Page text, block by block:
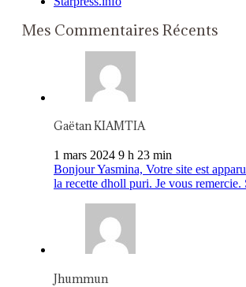
Mes Commentaires Récents
Gaëtan KIAMTIA
1 mars 2024 9 h 23 min
Bonjour Yasmina, Votre site est
la recette dholl puri. Je vous remercie.
Jhummun